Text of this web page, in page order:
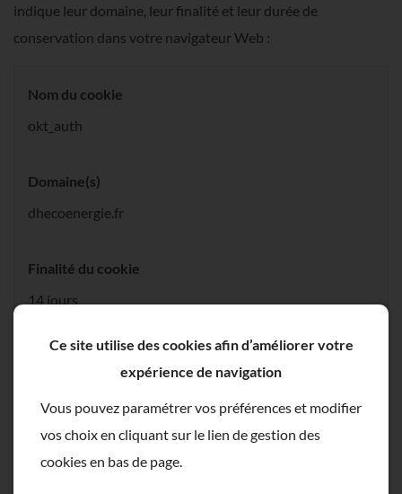
indique leur domaine, leur finalité et leur durée de
conservation dans votre navigateur Web :
Nom du cookie
okt_auth
Domaine(s)
dhecoenergie.fr
Finalité du cookie
14 jours
Durée de vie du cookie
Nom du cookie
Ce site utilise des cookies afin d’améliorer votre
expérience de navigation
Vous pouvez paramétrer vos préférences et modifier
vos choix en cliquant sur le lien de gestion des
cookies en bas de page.